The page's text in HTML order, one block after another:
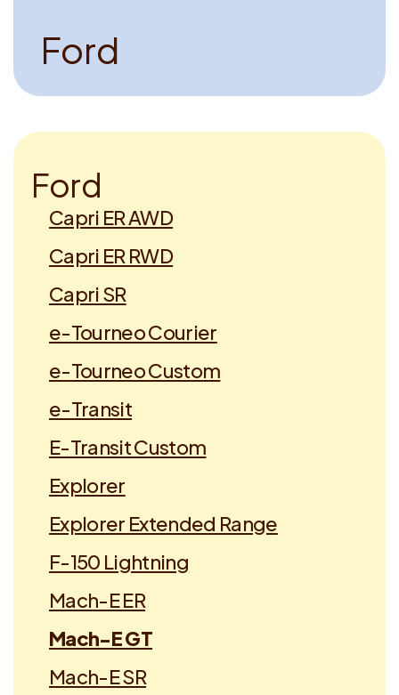
Ford
Ford
Capri ER AWD
Capri ER RWD
Capri SR
e-Tourneo Courier
e-Tourneo Custom
e-Transit
E-Transit Custom
Explorer
Explorer Extended Range
F-150 Lightning
Mach-E ER
Mach-E GT
Mach-E SR